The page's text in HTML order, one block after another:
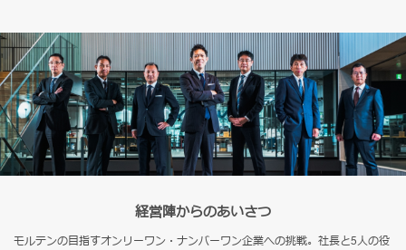
経営陣からのあいさつ
モルテンの目指すオンリーワン・ナンバーワン企業への挑戦。社長と5人の役